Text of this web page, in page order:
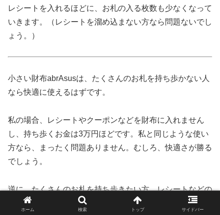
レシートを入れるほどに、お札の入る枚数も少なくなって
いきます。（レシートを溜め込まない方なら問題ないでし
ょう。）
小さい財布abrAsusは、たくさんのお札を持ち歩かない人
なら快適に使えるはずです。
私の場合、レシートやクーポンなどを財布に入れません
し、持ち歩くお金は3万円ほどです。私と同じような使い
方なら、まったく問題ありません。むしろ、快適さが勝る
でしょう。
逆に、たくさんのお札を持ち歩きたい方。レシートなどの
「お金以外のもの」をひとまとめにしたい方には、小さい
ホーム 検索 トップ サイドバー